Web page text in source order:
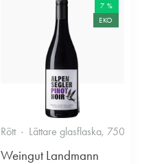
Fruktigt & Smakrikt
7 %
EKO
Rött Lättare glasflaska, 750ml
Weingut Landmann